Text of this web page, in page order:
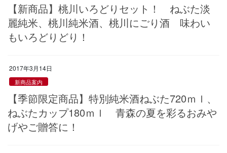
【新商品】桃川いろどりセット！ ねぶた淡
麗純米、桃川純米酒、桃川にごり酒 味わい
もいろどりどり！
2017年3月14日
新商品案内
【季節限定商品】特別純米酒ねぶた720ｍｌ、
ねぶたカップ180ｍｌ 青森の夏を彩るおみや
げやご贈答に！